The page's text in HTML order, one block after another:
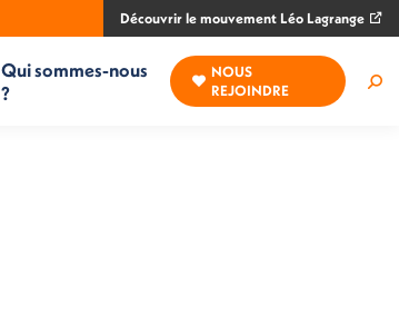
Découvrir le mouvement Léo Lagrange
Qui sommes-nous
?
NOUS
REJOINDRE